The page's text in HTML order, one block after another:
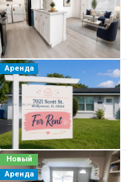
Аренда
Новый
Аренда